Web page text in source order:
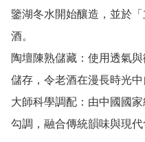
鑒湖冬水開始釀造，並於
酒。
陶壇陳熟儲藏：使用透氣
儲存，令老酒在漫長時光中
大師科學調配：由中國國
勾調，融合傳統韻味與現代